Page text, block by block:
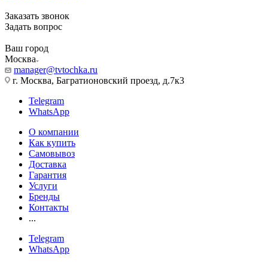
Заказать звонок
Задать вопрос
Ваш город
Москва
manager@tvtochka.ru
г. Москва, Багратионовский проезд, д.7к3
Telegram
WhatsApp
О компании
Как купить
Самовывоз
Доставка
Гарантия
Услуги
Бренды
Контакты
...
Telegram
WhatsApp